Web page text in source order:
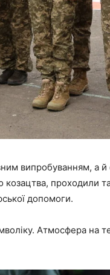
випробуванням, а
козацтва, проходили
допомоги.
Атмосфера на